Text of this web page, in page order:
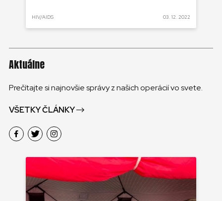
HIV/AIDS 03. 12. 2022
Aktuálne
Prečítajte si najnovšie správy z našich operácií vo svete.
VŠETKY ČLÁNKY